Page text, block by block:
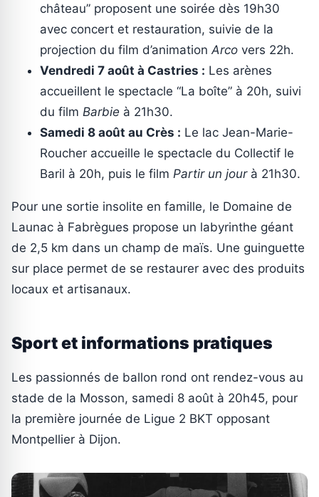
château” proposent une soirée dès 19h30
avec concert et restauration, suivie de la
projection du film d’animation Arco vers 22h.
Vendredi 7 août à Castries : Les arènes
accueillent le spectacle “La boîte” à 20h, suivi
du film Barbie à 21h30.
Samedi 8 août au Crès : Le lac Jean-Marie-
Roucher accueille le spectacle du Collectif le
Baril à 20h, puis le film Partir un jourà 21h30.
Pour une sortie insolite en famille, le Domaine de
Launac à Fabrègues propose un labyrinthe géant
de 2,5 km dans un champ de maïs. Une guinguette
sur place permet de se restaurer avec des produits
locaux et artisanaux.
Sport et informations pratiques
Les passionnés de ballon rond ont rendez-vous au
stade de la Mosson, samedi 8 août à 20h45, pour
la première journée de Ligue 2 BKT opposant
Montpellier à Dijon.